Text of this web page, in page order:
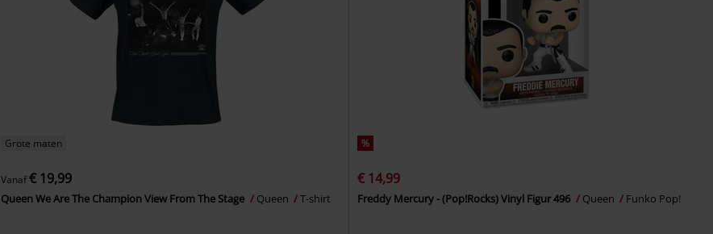
Grote maten
Vanaf€ 19,99
Queen We Are The Champion View From The Stage Queen T-shirt
%
€ 14,99
Freddy Mercury - (Pop!Rocks) Vinyl Figur 496 Queen Funko Pop!